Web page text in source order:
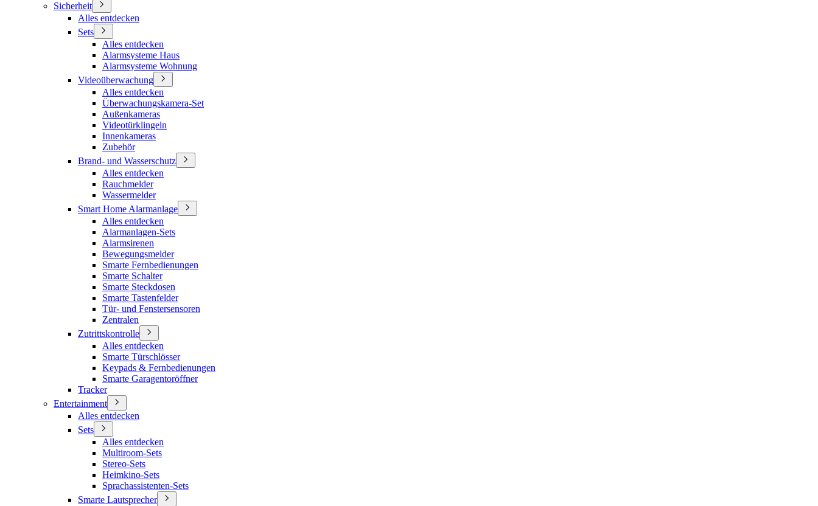
Sicherheit
Alles entdecken
Sets
Alles entdecken
Alarmsysteme Haus
Alarmsysteme Wohnung
Videoüberwachung
Alles entdecken
Überwachungskamera-Set
Außenkameras
Videotürklingeln
Innenkameras
Zubehör
Brand- und Wasserschutz
Alles entdecken
Rauchmelder
Wassermelder
Smart Home Alarmanlage
Alles entdecken
Alarmanlagen-Sets
Alarmsirenen
Bewegungsmelder
Smarte Fernbedienungen
Smarte Schalter
Smarte Steckdosen
Smarte Tastenfelder
Tür- und Fenstersensoren
Zentralen
Zutrittskontrolle
Alles entdecken
Smarte Türschlösser
Keypads & Fernbedienungen
Smarte Garagentoröffner
Tracker
Entertainment
Alles entdecken
Sets
Alles entdecken
Multiroom-Sets
Stereo-Sets
Heimkino-Sets
Sprachassistenten-Sets
Smarte Lautsprecher